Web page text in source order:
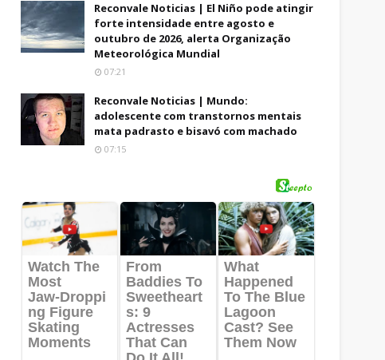
Reconvale Noticias | El Niño pode atingir
forte intensidade entre agosto e
outubro de 2026, alerta Organização
Meteorológica Mundial
07:21
Reconvale Noticias | Mundo:
adolescente com transtornos mentais
mata padrasto e bisavó com machado
07:15